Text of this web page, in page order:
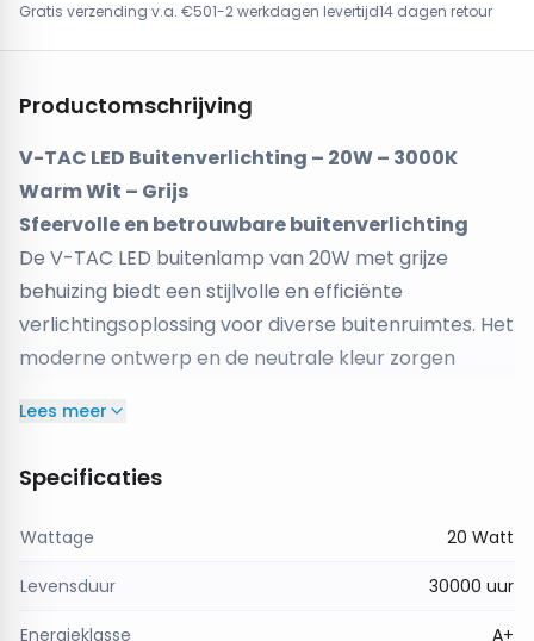
Gratis verzending v.a. €501-2 werkdagen levertijd14 dagen retour
Productomschrijving
V-TAC LED Buitenverlichting – 20W – 3000K
Warm Wit – Grijs
Sfeervolle en betrouwbare buitenverlichting
De V-TAC LED buitenlamp van 20W met grijze
behuizing biedt een stijlvolle en efficiënte
verlichtingsoplossing voor diverse buitenruimtes. Het
moderne ontwerp en de neutrale kleur zorgen
gevels en buitenomgevingen.
deze lamp een warm wit licht dat zorgt voor een
gezellige en comfortabele sfeer rondom je woning
biedt voldoende helderheid voor functionele
buitenverlichting zonder het licht te fel te maken.
Lees meer
Specificaties
Wattage 20 Watt
Levensduur 30000 uur
Energieklasse A+